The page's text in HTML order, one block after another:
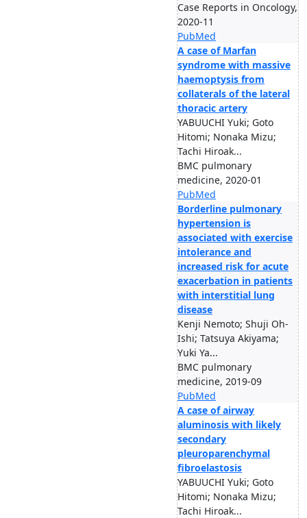
Case Reports in Oncology,
2020-11
PubMed
A case of Marfan
syndrome with massive
haemoptysis from
collaterals of the lateral
thoracic artery
YABUUCHI Yuki; Goto
Hitomi; Nonaka Mizu;
Tachi Hiroak...
BMC pulmonary
medicine, 2020-01
PubMed
Borderline pulmonary
hypertension is
associated with exercise
intolerance and
increased risk for acute
exacerbation in patients
with interstitial lung
disease
Kenji Nemoto; Shuji Oh-
Ishi; Tatsuya Akiyama;
Yuki Ya...
BMC pulmonary
medicine, 2019-09
PubMed
A case of airway
aluminosis with likely
secondary
pleuroparenchymal
fibroelastosis
YABUUCHI Yuki; Goto
Hitomi; Nonaka Mizu;
Tachi Hiroak...